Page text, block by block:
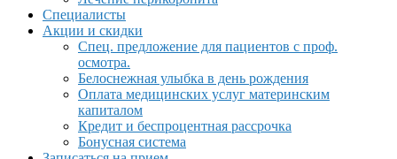
Специалисты
Акции и скидки
Спец. предложение для пациентов с проф.
осмотра.
Белоснежная улыбка в день рождения
Оплата медицинских услуг материнским
капиталом
Кредит и беспроцентная рассрочка
Бонусная система